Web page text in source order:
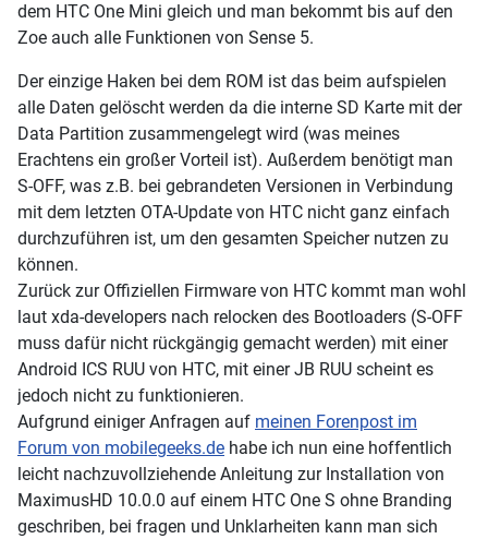
dem HTC One Mini gleich und man bekommt bis auf den
Zoe auch alle Funktionen von Sense 5.
Der einzige Haken bei dem ROM ist das beim aufspielen
alle Daten gelöscht werden da die interne SD Karte mit der
Data Partition zusammengelegt wird (was meines
Erachtens ein großer Vorteil ist). Außerdem benötigt man
S-OFF, was z.B. bei gebrandeten Versionen in Verbindung
mit dem letzten OTA-Update von HTC nicht ganz einfach
durchzuführen ist, um den gesamten Speicher nutzen zu
können.
Zurück zur Offiziellen Firmware von HTC kommt man wohl
laut xda-developers nach relocken des Bootloaders (S-OFF
muss dafür nicht rückgängig gemacht werden) mit einer
Android ICS RUU von HTC, mit einer JB RUU scheint es
jedoch nicht zu funktionieren.
Aufgrund einiger Anfragen auf meinen Forenpost im
Forum von mobilegeeks.de habe ich nun eine hoffentlich
leicht nachzuvollziehende Anleitung zur Installation von
MaximusHD 10.0.0 auf einem HTC One S ohne Branding
geschriben, bei fragen und Unklarheiten kann man sich